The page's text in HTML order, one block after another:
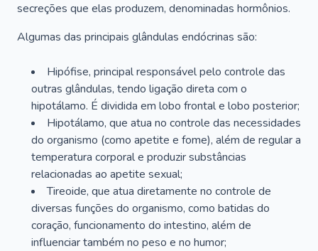
secreções que elas produzem, denominadas hormônios.
Algumas das principais glândulas endócrinas são:
Hipófise, principal responsável pelo controle das
outras glândulas, tendo ligação direta com o
hipotálamo. É dividida em lobo frontal e lobo posterior;
Hipotálamo, que atua no controle das necessidades
do organismo (como apetite e fome), além de regular a
temperatura corporal e produzir substâncias
relacionadas ao apetite sexual;
Tireoide, que atua diretamente no controle de
diversas funções do organismo, como batidas do
coração, funcionamento do intestino, além de
influenciar também no peso e no humor;